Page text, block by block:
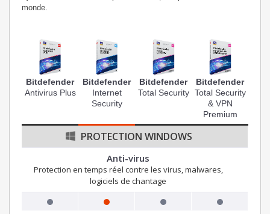
monde.
Bitdefender
Antivirus Plus
Bitdefender
Internet
Security
Bitdefender
Total Security
Bitdefender
Total Security
& VPN
Premium
PROTECTION WINDOWS
Anti-virus
Protection en temps réel contre les virus, malwares,
logiciels de chantage